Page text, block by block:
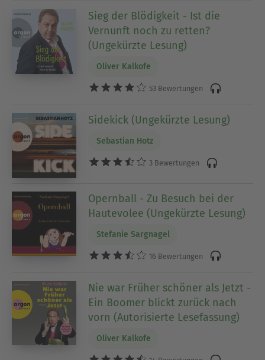
Sieg der Blödigkeit - Ist die
Vernunft noch zu retten?
(Ungekürzte Lesung)
Oliver Kalkofe
53 Bewertungen
Sidekick (Ungekürzte Lesung)
Sebastian Hotz
3 Bewertungen
Opernball - Zu Besuch bei der
Hautevolee (Ungekürzte Lesung)
Stefanie Sargnagel
16 Bewertungen
Nie war Früher schöner als Jetzt -
Ein Boomer blickt zurück nach
vorn (Autorisierte Lesefassung)
Oliver Kalkofe